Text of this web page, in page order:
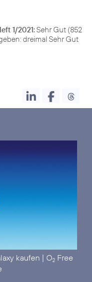
1/2021:Sehr Gut (852
dreimal Sehr Gut
kaufen | O2 Free